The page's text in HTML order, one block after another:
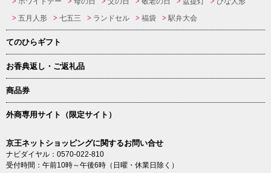
五月人形
七五三 ランドセル 福袋 駅弁大会
てのひらギフト
お香典返し・ご返礼品
商品券
外商専用サイト（限定サイト）
京王ネットショッピングに関するお問い合せ
ナビダイヤル：0570-022-810
受付時間：午前10時～午後6時（日曜・休業日除く）